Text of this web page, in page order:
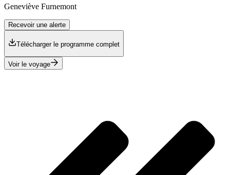
Geneviève Furnemont
Recevoir une alerte
Télécharger le programme complet
Voir le voyage